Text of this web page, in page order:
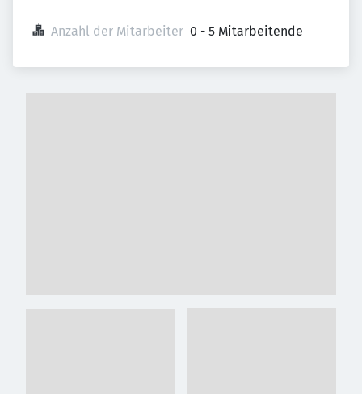
Anzahl der Mitarbeiter 0 - 5 Mitarbeitende